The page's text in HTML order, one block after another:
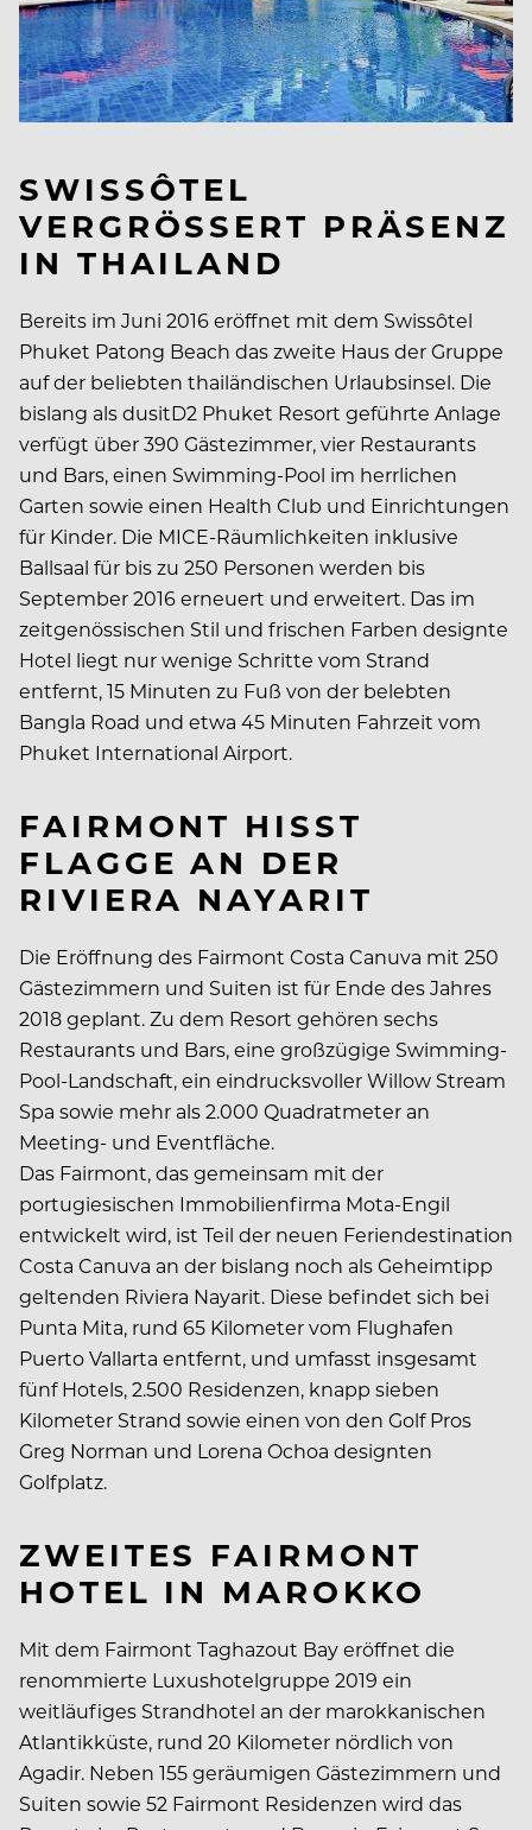
SWISSÔTEL
VERGRÖSSERT PRÄSENZ I
N THAILAND
Bereits im Juni 2016 eröffnet mit dem Swissôtel
Phuket Patong Beach das zweite Haus der Gruppe
auf der beliebten thailändischen Urlaubsinsel. Die
bislang als dusitD2 Phuket Resort geführte Anlage
verfügt über 390 Gästezimmer, vier Restaurants
und Bars, einen Swimming-Pool im herrlichen
Garten sowie einen Health Club und Einrichtungen
für Kinder. Die MICE-Räumlichkeiten inklusive
Ballsaal für bis zu 250 Personen werden bis
September 2016 erneuert und erweitert. Das im
zeitgenössischen Stil und frischen Farben designte
Hotel liegt nur wenige Schritte vom Strand
entfernt, 15 Minuten zu Fuß von der belebten
Bangla Road und etwa 45 Minuten Fahrzeit vom
Phuket International Airport.
FAIRMONT HISST
FLAGGE AN DER
RIVIERA NAYARIT
Die Eröffnung des Fairmont Costa Canuva mit 250
Gästezimmern und Suiten ist für Ende des Jahres
2018 geplant. Zu dem Resort gehören sechs
Restaurants und Bars, eine großzügige Swimming-
Pool-Landschaft, ein eindrucksvoller Willow Stream
Spa sowie mehr als 2.000 Quadratmeter an
Meeting- und Eventfläche.
Das Fairmont, das gemeinsam mit der
portugiesischen Immobilienfirma Mota-Engil
entwickelt wird, ist Teil der neuen Feriendestination
Costa Canuva an der bislang noch als Geheimtipp
geltenden Riviera Nayarit. Diese befindet sich bei
Punta Mita, rund 65 Kilometer vom Flughafen
Puerto Vallarta entfernt, und umfasst insgesamt
fünf Hotels, 2.500 Residenzen, knapp sieben
Kilometer Strand sowie einen von den Golf Pros
Greg Norman und Lorena Ochoa designten
Golfplatz.
ZWEITES FAIRMONT
HOTEL IN MAROKKO
Mit dem Fairmont Taghazout Bay eröffnet die
renommierte Luxushotelgruppe 2019 ein
weitläufiges Strandhotel an der marokkanischen
Atlantikküste, rund 20 Kilometer nördlich von
Agadir. Neben 155 geräumigen Gästezimmern und
Suiten sowie 52 Fairmont Residenzen wird das